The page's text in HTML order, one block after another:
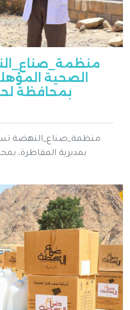
الصحية
بمحافظة
بمديرية المقاطرة،